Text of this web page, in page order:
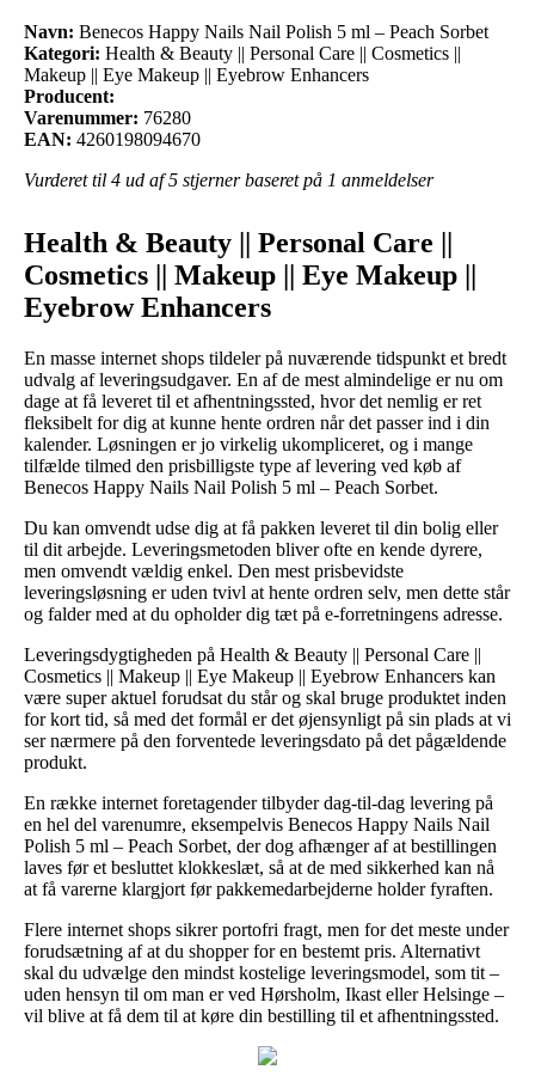
Navn: Benecos Happy Nails Nail Polish 5 ml – Peach Sorbet
Kategori: Health & Beauty || Personal Care || Cosmetics ||
Makeup || Eye Makeup || Eyebrow Enhancers
Producent:
Varenummer: 76280
EAN: 4260198094670
Vurderet til 4 ud af 5 stjerner baseret på 1 anmeldelser
Health & Beauty || Personal Care ||
Cosmetics || Makeup || Eye Makeup ||
Eyebrow Enhancers
En masse internet shops tildeler på nuværende tidspunkt et bredt
udvalg af leveringsudgaver. En af de mest almindelige er nu om
dage at få leveret til et afhentningssted, hvor det nemlig er ret
fleksibelt for dig at kunne hente ordren når det passer ind i din
kalender. Løsningen er jo virkelig ukompliceret, og i mange
tilfælde tilmed den prisbilligste type af levering ved køb af
Benecos Happy Nails Nail Polish 5 ml – Peach Sorbet.
Du kan omvendt udse dig at få pakken leveret til din bolig eller
til dit arbejde. Leveringsmetoden bliver ofte en kende dyrere,
men omvendt vældig enkel. Den mest prisbevidste
leveringsløsning er uden tvivl at hente ordren selv, men dette står
og falder med at du opholder dig tæt på e-forretningens adresse.
Leveringsdygtigheden på Health & Beauty || Personal Care ||
Cosmetics || Makeup || Eye Makeup || Eyebrow Enhancers kan
være super aktuel forudsat du står og skal bruge produktet inden
for kort tid, så med det formål er det øjensynligt på sin plads at vi
ser nærmere på den forventede leveringsdato på det pågældende
produkt.
En række internet foretagender tilbyder dag-til-dag levering på
en hel del varenumre, eksempelvis Benecos Happy Nails Nail
Polish 5 ml – Peach Sorbet, der dog afhænger af at bestillingen
laves før et besluttet klokkeslæt, så at de med sikkerhed kan nå
at få varerne klargjort før pakkemedarbejderne holder fyraften.
Flere internet shops sikrer portofri fragt, men for det meste under
forudsætning af at du shopper for en bestemt pris. Alternativt
skal du udvælge den mindst kostelige leveringsmodel, som tit –
uden hensyn til om man er ved Hørsholm, Ikast eller Helsinge –
vil blive at få dem til at køre din bestilling til et afhentningssted.